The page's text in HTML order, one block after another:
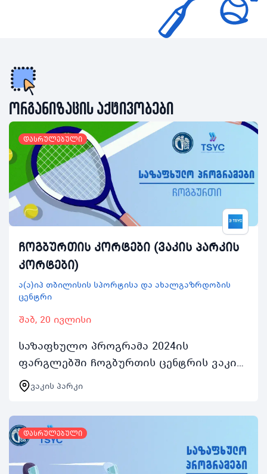
ორგანიზაცის აქტივობები
დასრულებული
ჩოგბურთის კორტები (ვაკის პარკის
კორტები)
ა(ა)იპ თბილისის სპორტისა და ახალგაზრდობის
ცენტრი
შაბ, 20 ივლისი
საზაფხულო პროგრამა 2024ის
ფარგლებში ჩოგბურთის ცენტრის ვაკის
პარკის კორტებით ასობით ახალგაზრდა
ისარგებლებს აქტივობაში ჩართვის
შემთხვევაში რეგისტრირებულ…
ვაკის პარკი
დასრულებული